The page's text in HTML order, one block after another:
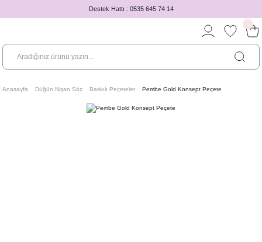
Destek Hattı : 0535 645 74 14
Anasayfa Düğün Nişan Söz Baskılı Peçeteler Pembe Gold Konsept Peçete